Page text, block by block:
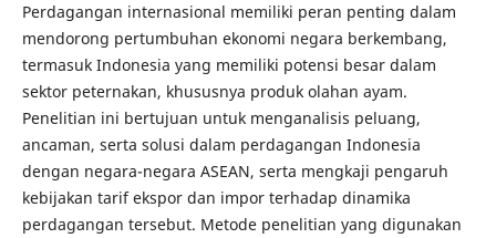
Perdagangan internasional memiliki peran penting dalam
mendorong pertumbuhan ekonomi negara berkembang,
termasuk Indonesia yang memiliki potensi besar dalam
sektor peternakan, khususnya produk olahan ayam.
Penelitian ini bertujuan untuk menganalisis peluang,
ancaman, serta solusi dalam perdagangan Indonesia
dengan negara-negara ASEAN, serta mengkaji pengaruh
kebijakan tarif ekspor dan impor terhadap dinamika
perdagangan tersebut. Metode penelitian yang digunakan